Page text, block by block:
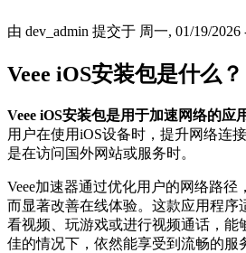
由 dev_admin 提交于 周一, 01/19/2026
Veee iOS安装包是什么？
Veee iOS安装包是用于加速网络的应
用户在使用iOS设备时，提升网络连
是在访问国外网站或服务时。
Veee加速器通过优化用户的网络路径
而显著改善在线体验。这款应用程序
看视频、玩游戏或进行视频通话，能
佳的情况下，依然能享受到流畅的服